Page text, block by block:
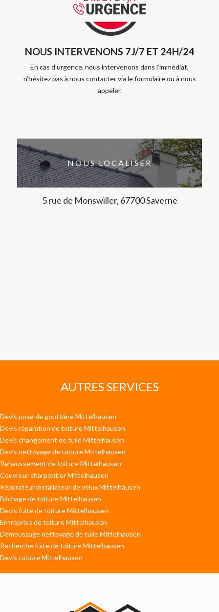
NOUS INTERVENONS 7J/7 ET 24H/24
En cas d’urgence, nous intervenons dans l’immédiat,
n’hésitez pas à nous contacter via le formulaire ou à nous
appeler.
NOUS LOCALISER
5 rue de Monswiller, 67700 Saverne
AUTRES SERVICES
Devis pose de gouttière Mittelhausen
Devis réparation de toiture Mittelhausen
Devis changement de tuile Mittelhausen
Devis nettoyage de toiture Mittelhausen
Rehaussement de toiture Mittelhausen
Couvreur charpentier Mittelhausen
Réparateur installateur de velux Mittelhausen
Bâchage de toiture Mittelhausen
Devis fuite de toiture Mittelhausen
Entreprise de toiture Mittelhausen
Démoussage nettoyage de tuile Mittelhausen
Recherche fuite de toiture Mittelhausen
Devis toiture Mittelhausen